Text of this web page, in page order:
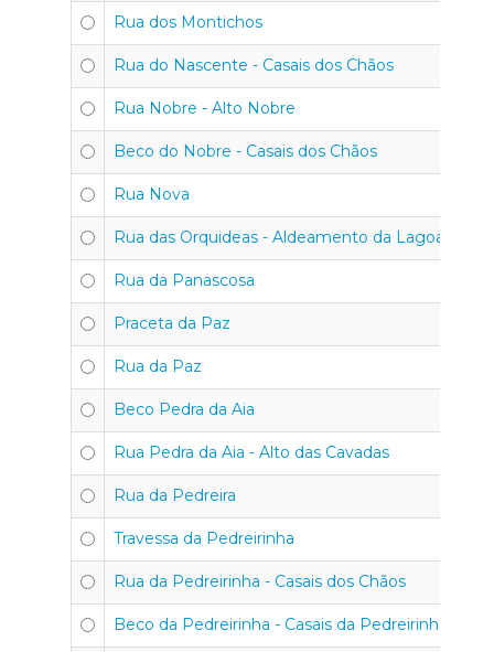
Rua dos Montichos
Rua do Nascente - Casais dos Chãos
Rua Nobre - Alto Nobre
Beco do Nobre - Casais dos Chãos
Rua Nova
Rua das Orquideas - Aldeamento da Lagoa
Rua da Panascosa
Praceta da Paz
Rua da Paz
Beco Pedra da Aia
Rua Pedra da Aia - Alto das Cavadas
Rua da Pedreira
Travessa da Pedreirinha
Rua da Pedreirinha - Casais dos Chãos
Beco da Pedreirinha - Casais da Pedreirinha